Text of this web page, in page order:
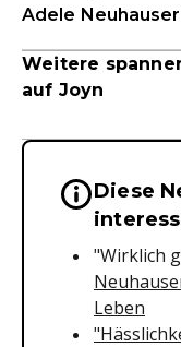
Adele Neuhauser
Weitere
auf Joyn
Wichtige
Diese
"Wirklich
Leben